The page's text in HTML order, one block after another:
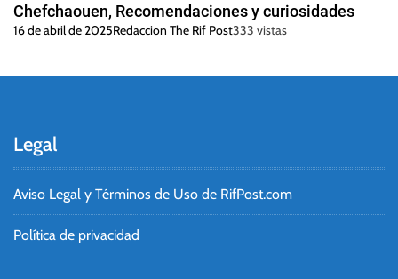
Chefchaouen, Recomendaciones y curiosidades
16 de abril de 2025Redaccion The Rif Post333 vistas
Legal
Aviso Legal y Términos de Uso de RifPost.com
Política de privacidad